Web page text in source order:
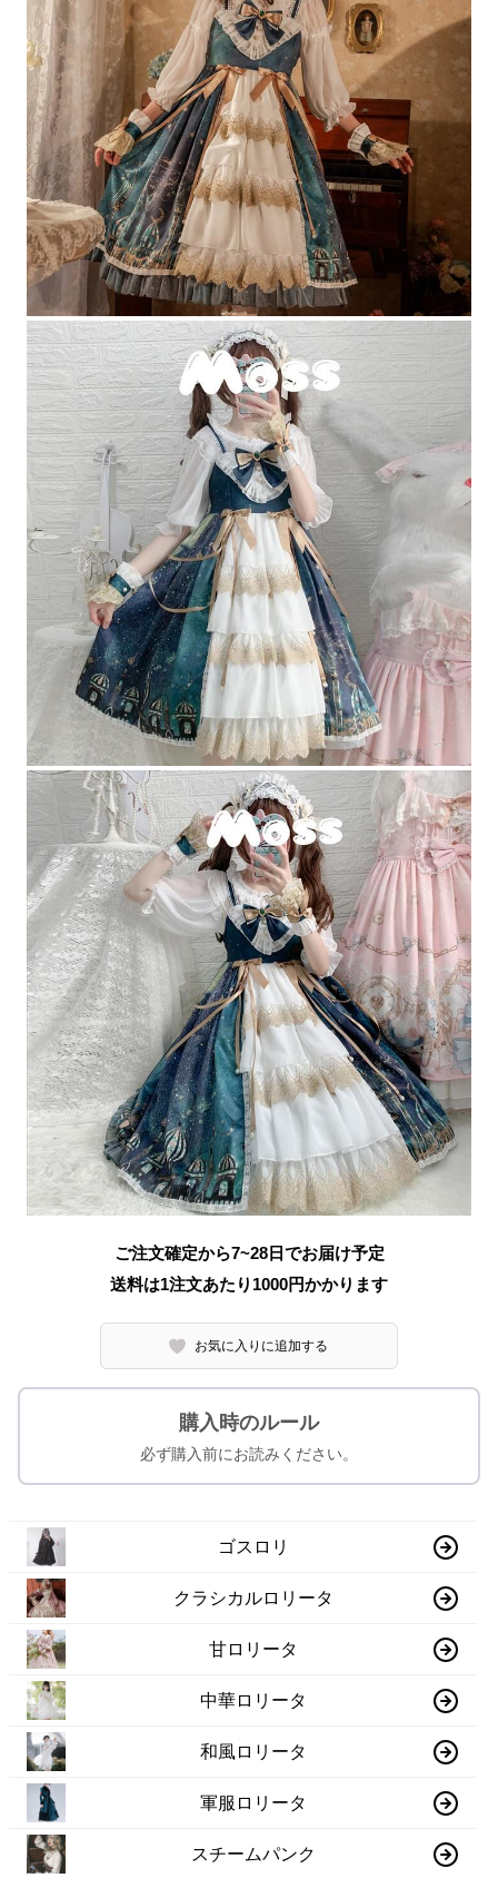
ご注文確定から7~28日でお届け予定
送料は1注文あたり 1000円かかります
お気に入りに追加する
購入時のルール
必ず購入前にお読みください。
ゴスロリ
クラシカルロリータ
甘ロリータ
中華ロリータ
和風ロリータ
軍服ロリータ
スチームパンク